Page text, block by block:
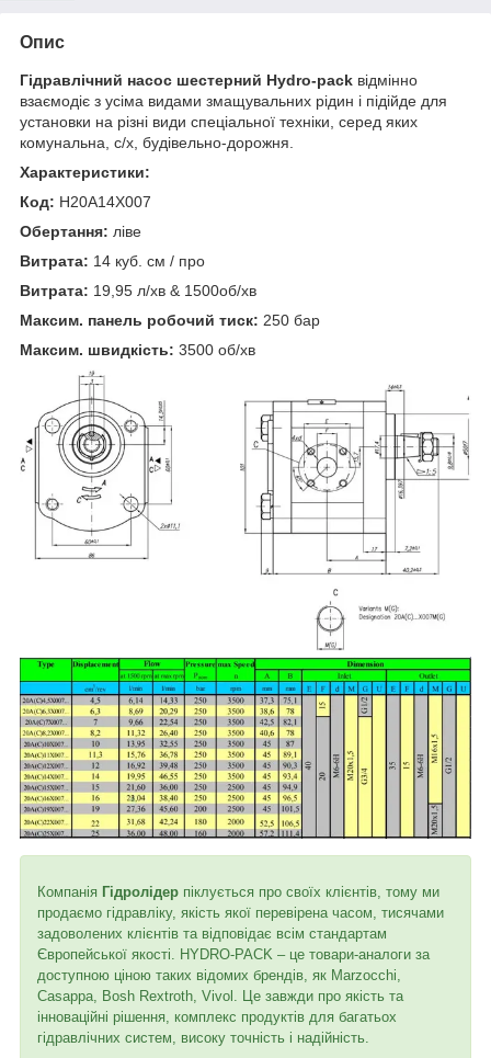
Опис
Гідравлічний насос шестерний Hydro-pack відмінно
взаємодіє з усіма видами змащувальних рідин і підійде для
установки на різні види спеціальної техніки, серед яких
комунальна, с/х, будівельно-дорожня.
Характеристики:
Код: H20A14X007
Обертання: ліве
Витрата: 14 куб. см / про
Витрата: 19,95 л/хв & 1500об/хв
Максим. панель робочий тиск: 250 бар
Максим. швидкість: 3500 об/хв
Компанія Гідролідер піклується про своїх клієнтів, тому ми
продаємо гідравліку, якість якої перевірена часом, тисячами
задоволених клієнтів та відповідає всім стандартам
Європейської якості. HYDRO-PACK – це товари-аналоги за
доступною ціною таких відомих брендів, як Marzocchi,
Casappa, Bosh Rextroth, Vivol. Це завжди про якість та
інноваційні рішення, комплекс продуктів для багатьох
гідравлічних систем, високу точність і надійність.